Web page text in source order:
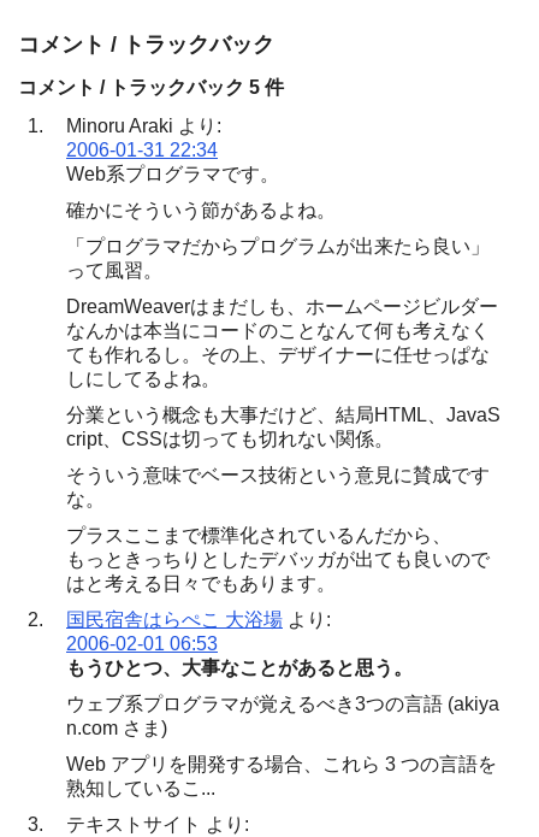
コメント / トラックバック
コメント / トラックバック 5 件
Minoru Araki より:
2006-01-31 22:34
Web系プログラマです。
確かにそういう節があるよね。
「プログラマだからプログラムが出来たら良い」
って風習。
DreamWeaverはまだしも、ホームページビルダー
なんかは本当にコードのことなんて何も考えなく
ても作れるし。その上、デザイナーに任せっぱな
しにしてるよね。
分業という概念も大事だけど、結局HTML、JavaS
cript、CSSは切っても切れない関係。
そういう意味でベース技術という意見に賛成です
な。
プラスここまで標準化されているんだから、
もっときっちりとしたデバッガが出ても良いので
はと考える日々でもあります。
国民宿舎はらぺこ 大浴場 より:
2006-02-01 06:53
もうひとつ、大事なことがあると思う。
ウェブ系プログラマが覚えるべき3つの言語 (akiya
n.com さま)
Web アプリを開発する場合、これら 3 つの言語を
熟知しているこ...
テキストサイト より: